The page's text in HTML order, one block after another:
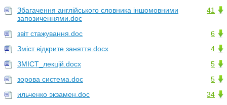
41
Збагачення англійського словника іншомовними
запозиченнями.doc
6
звіт стажування.doc
4
Зміст відкрите заняття.docx
5
ЗМІСТ_лекцій.docx
5
зорова система.doc
34
ильченко экзамен.doc